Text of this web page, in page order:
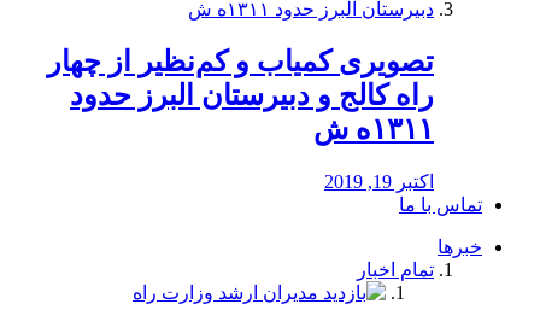
️تصویری کمیاب و کم‌نظیر از چهار
راه كالج و دبيرستان البرز حدود
۱۳۱۱ه ش
اکتبر 19, 2019
تماس با ما
خبرها
تمام اخبار